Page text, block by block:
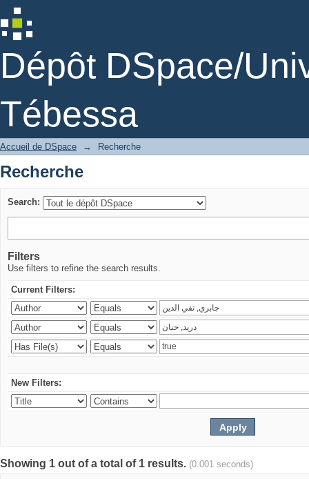
Dépôt DSpace/
Tébessa
Recherche
Accueil de DSpace → Recherche
Recherche
Search:
Filters
Use filters to refine the search results.
Current Filters:
New Filters:
Showing 1 out of a total of 1 results. (0.001 seconds)